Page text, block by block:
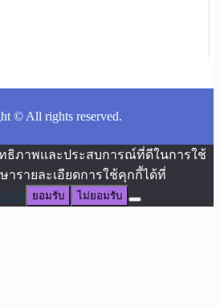
© All rights reserved.
ทธิภาพและประสบการณ์ที่ดีในการใช้
ารายละเอียดการใช้คุกกี้ได้ที่
ยอมรับ ไม่ยอมรับ